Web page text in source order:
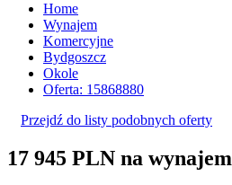
Home
Wynajem
Komercyjne
Bydgoszcz
Okole
Oferta: 15868880
Przejdź do listy podobnych oferty
17 945 PLN na wynajem